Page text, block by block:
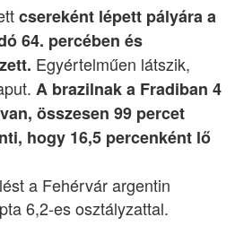
csereként lépett pályára a
64. percében és
Egyértelműen látszik,
A brazilnak a Fradiban 4
összesen 99 percet
hogy 16,5 percenként lő
a Fehérvár argentin
6,2-es osztályzattal.